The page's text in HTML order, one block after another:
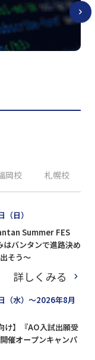
岡校 札幌校
日）
Summer FES
バンタンで進路決め
そう～
詳しくみる
（水）～2026年8月
け】『AO入試出願受
催オープンキャンパ